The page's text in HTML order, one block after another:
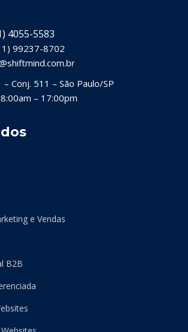
4055-5583
99237-8702
Conj. 511 – São Paulo/SP
– 17:00pm
e Vendas
B2B